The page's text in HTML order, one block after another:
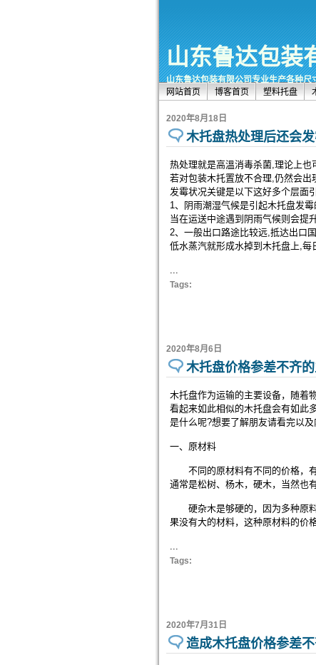
山东鲁达包装
山东鲁达包装有限公司专业生产各种
网站首页
博客首页 塑料托盘
2020年8月18日
木托盘热处理后还会
热处理就是高溫消毒杀菌,理论上
若对包装木托置放不合理,仍然会
发霉状况关键是以下这好多个层面
1、阴雨潮湿气候是引起木托盘发
当在运送中途遇到阴雨气候则会提
2、一般出口路途比较远,抵达出口
低水蒸汽就形成水掉到木托盘上,每
...
Tags:
2020年8月6日
木托盘价格参差不齐
木托盘作为运输的主要设备，随着
看起来如此相似的木托盘会有如此
是什么呢?想要了解朋友请看完以及
一、原材料
不同的原材料有不同的价格，有
通常是松树、杨木，硬木，当然也
硬杂木是够硬的，因为多种原料
果没有大的材料，这种原材料的价
...
Tags:
2020年7月31日
造成木托盘价格参差